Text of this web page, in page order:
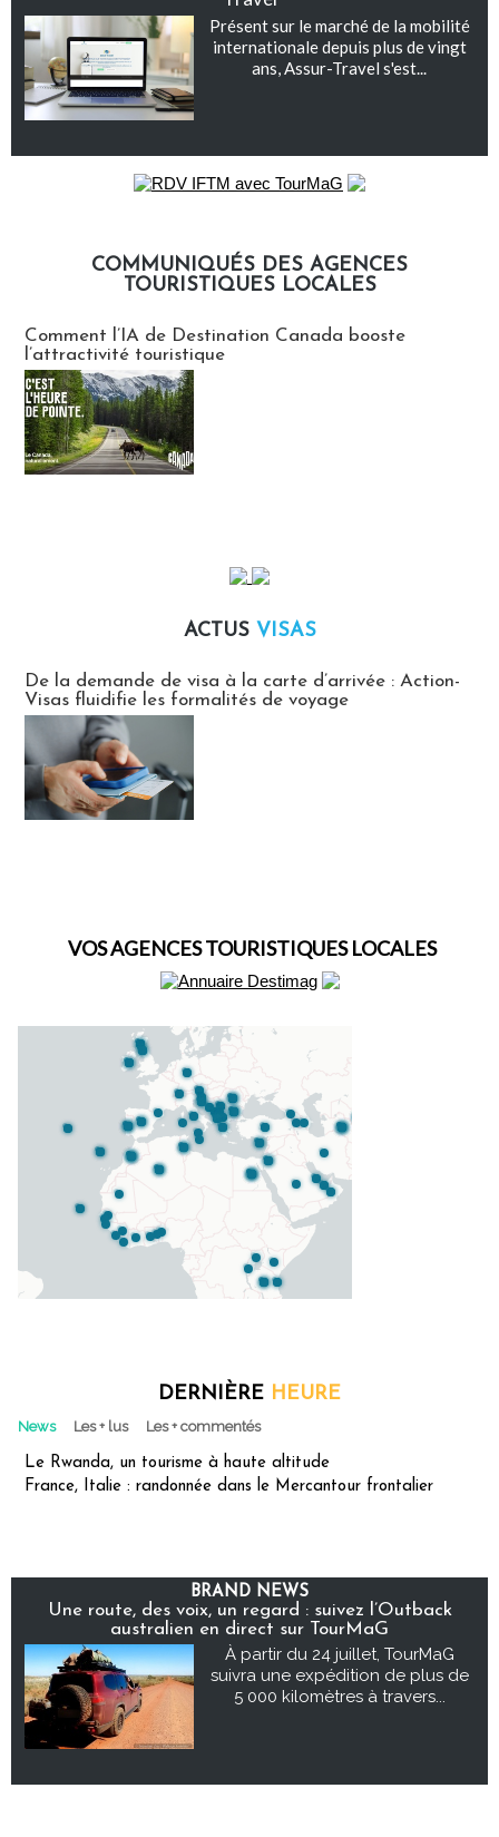
Présent sur le marché de la mobilité
internationale depuis plus de vingt
ans, Assur-Travel s'est...
COMMUNIQUÉS DES AGENCES
TOURISTIQUES LOCALES
Comment l’IA de Destination Canada booste
l’attractivité touristique
ACTUS VISAS
De la demande de visa à la carte d’arrivée : Action-
Visas fluidifie les formalités de voyage
VOS AGENCES TOURISTIQUES LOCALES
DERNIÈRE HEURE
News Les + lus Les + commentés
Le Rwanda, un tourisme à haute altitude
France, Italie : randonnée dans le Mercantour frontalier
BRAND NEWS
Une route, des voix, un regard : suivez l’Outback
australien en direct sur TourMaG
À partir du 24 juillet, TourMaG
suivra une expédition de plus de
5 000 kilomètres à travers...